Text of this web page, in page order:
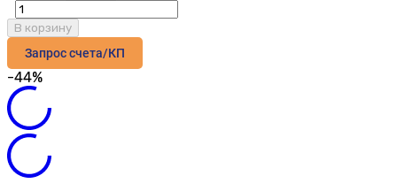
В корзину
Запрос счета/КП
-44%